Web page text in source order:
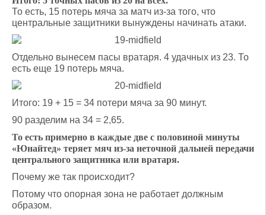
То есть, 15 потерь мяча за матч из-за того, что
центральные защитники вынуждены начинать атаки.
Отдельно вынесем пасы вратаря. 4 удачных из 23. То
есть еще 19 потерь мяча.
Итого: 19 + 15 = 34 потери мяча за 90 минут.
90 разделим на 34 = 2,65.
То есть примерно в каждые две с половиной минуты
«Юнайтед» теряет мяч из-за неточной дальней передачи
центрального защитника или вратаря.
Почему же так происходит?
Потому что опорная зона не работает должным
образом.